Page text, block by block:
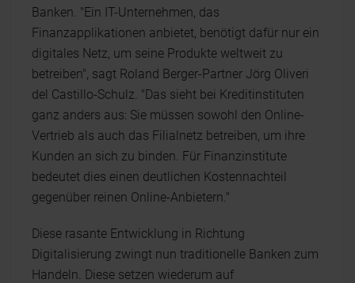
Banken. "Ein IT-Unternehmen, das
Finanzapplikationen anbietet, benötigt dafür nur ein
digitales Netz, um seine Produkte weltweit zu
betreiben", sagt Roland Berger-Partner Jörg Oliveri
del Castillo-Schulz. "Das sieht bei Kreditinstituten
ganz anders aus: Sie müssen sowohl den Online-
Vertrieb als auch das Filialnetz betreiben, um ihre
Kunden an sich zu binden. Für Finanzinstitute
bedeutet dies einen deutlichen Kostennachteil
gegenüber reinen Online-Anbietern."
Diese rasante Entwicklung in Richtung
Digitalisierung zwingt nun traditionelle Banken zum
Handeln. Diese setzen wiederum auf